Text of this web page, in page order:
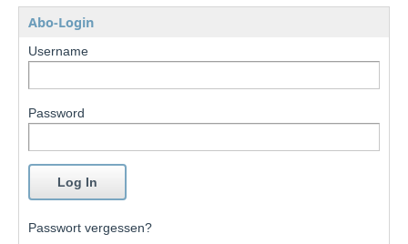
Abo-Login
Username
Password
Passwort vergessen?